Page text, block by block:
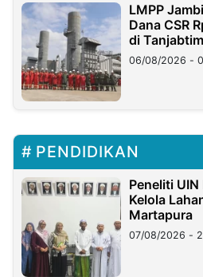
LMPP
Dana CSR
di Tanjabtim
06/08/2026 -
PENDIDIKAN
Peneliti
Kelola
Martapura
07/08/2026 -